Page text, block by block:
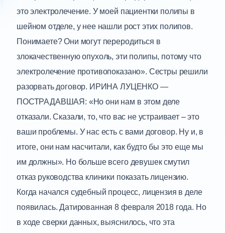
это электролечение. У моей пациентки полипы в
шейном отделе, у нее нашли рост этих полипов.
Понимаете? Они могут переродиться в
злокачественную опухоль, эти полипы, потому что
электролечение противопоказано». Сестры решили
разорвать договор. ИРИНА ЛУЦЕНКО —
ПОСТРАДАВШАЯ: «Но они нам в этом деле
отказали. Сказали, то, что вас не устраивает – это
ваши проблемы. У нас есть с вами договор. Ну и, в
итоге, они нам насчитали, как будто бы это еще мы
им должны». Но больше всего девушек смутил
отказ руководства клиники показать лицензию.
Когда начался судебный процесс, лицензия в деле
появилась. Датированная 8 февраля 2018 года. Но
в ходе сверки данных, выяснилось, что эта